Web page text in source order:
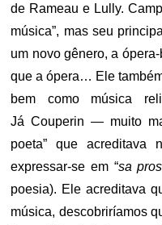
de Rameau e Lully.
música”, mas seu
um novo gênero, a
que a ópera… Ele
bem como música
Já Couperin — muito
poeta” que acreditava
expressar-se em “sa
poesia). Ele acreditava
música, descobriríamos